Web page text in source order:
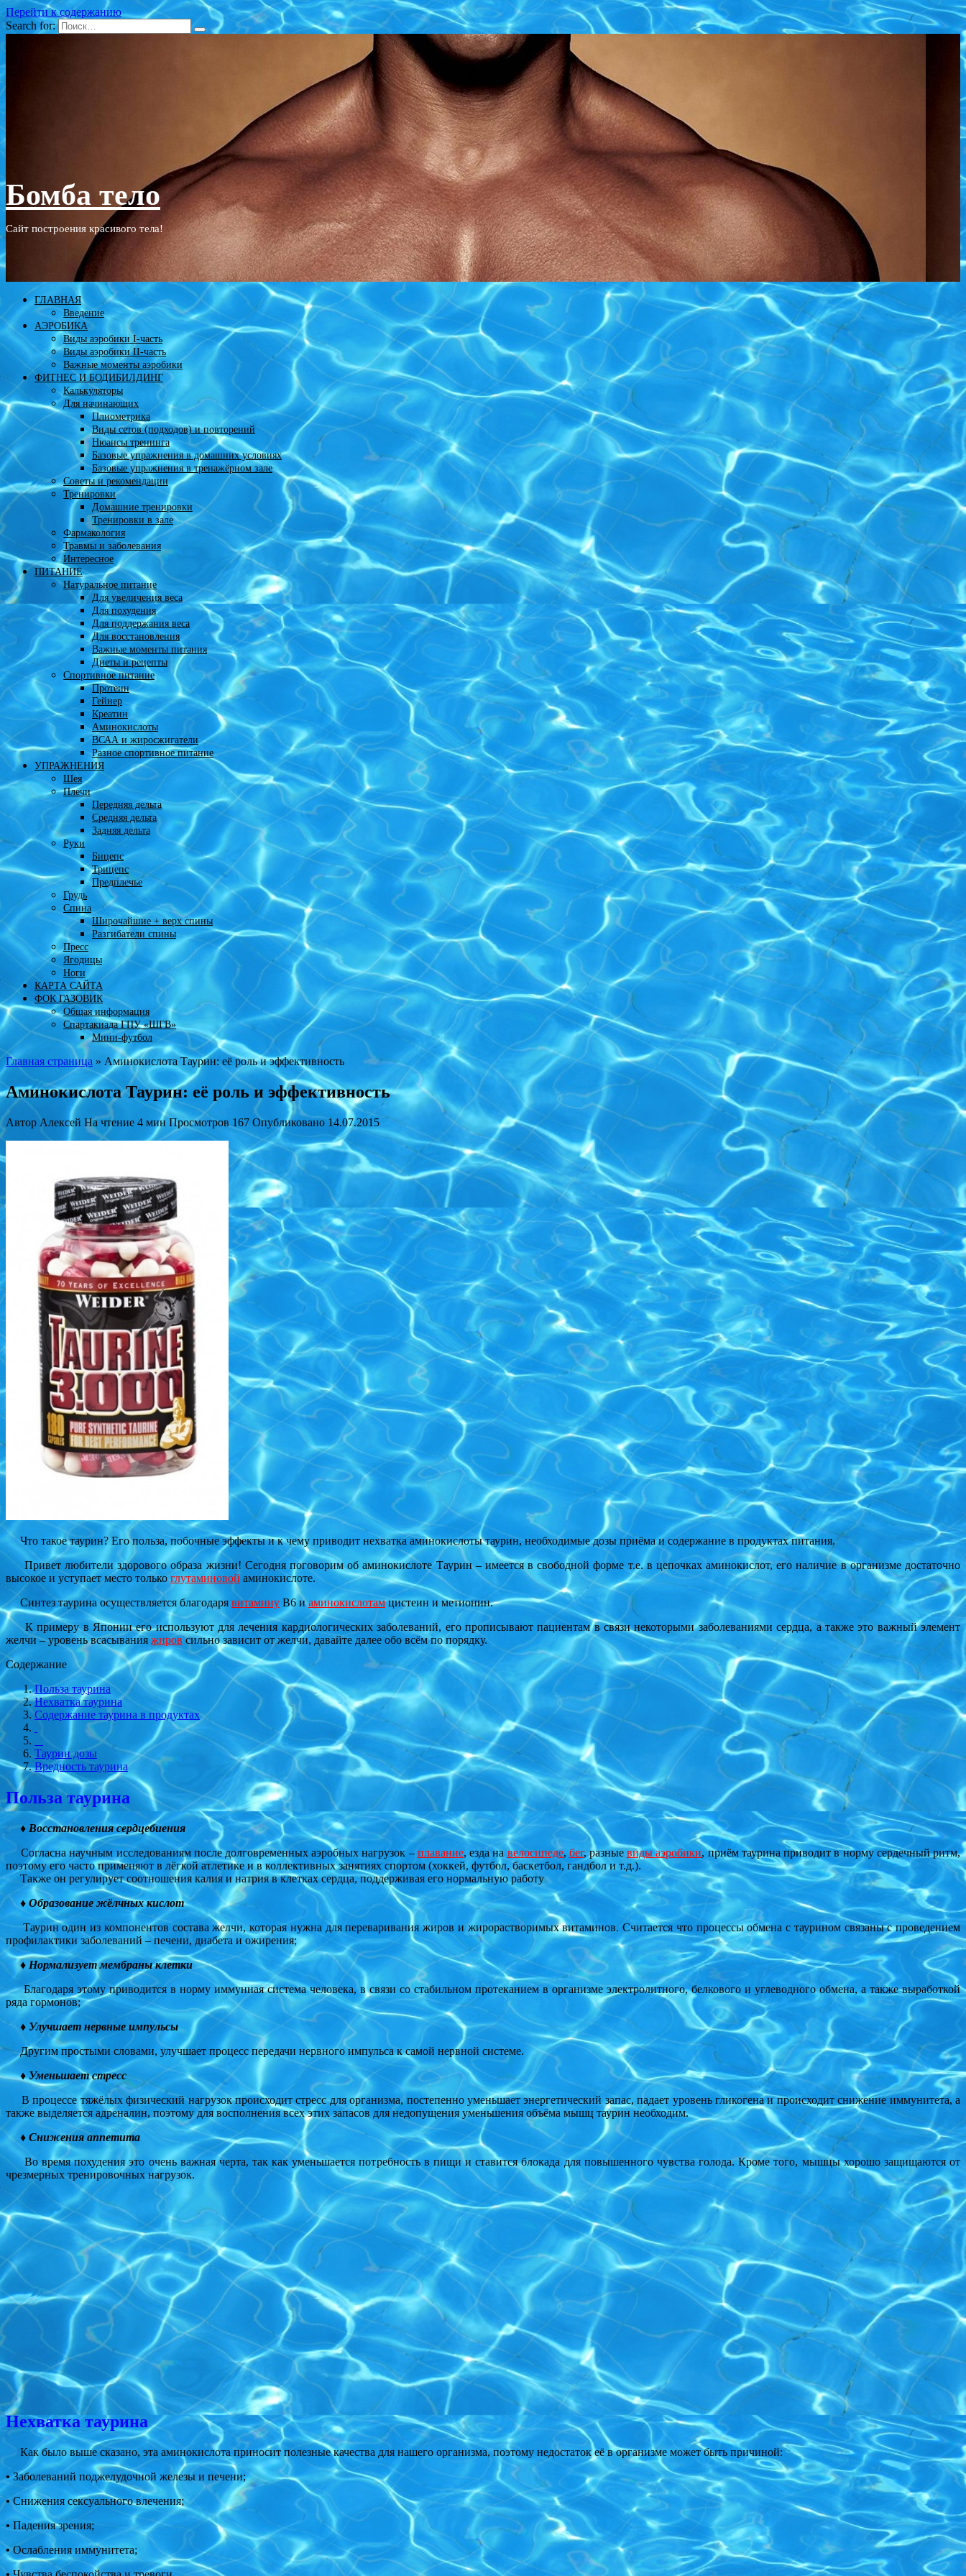
Перейти к содержанию
Search for:
Бомба тело
Сайт построения красивого тела!
ГЛАВНАЯ
Введение
АЭРОБИКА
Виды аэробики І-часть
Виды аэробики ІІ-часть
Важные моменты аэробики
ФИТНЕС И БОДИБИЛДИНГ
Калькуляторы
Для начинающих
Плиометрика
Виды сетов (подходов) и повторений
Нюансы тренинга
Базовые упражнения в домашних условиях
Базовые упражнения в тренажёрном зале
Советы и рекомендации
Тренировки
Домашние тренировки
Тренировки в зале
Фармакология
Травмы и заболевания
Интересное
ПИТАНИЕ
Натуральное питание
Для увеличения веса
Для похудения
Для поддержания веса
Для восстановления
Важные моменты питания
Диеты и рецепты
Спортивное питание
Протеин
Гейнер
Креатин
Аминокислоты
ВСАА и жиросжигатели
Разное спортивное питание
УПРАЖНЕНИЯ
Шея
Плечи
Передняя дельта
Средняя дельта
Задняя дельта
Руки
Бицепс
Трицепс
Предплечье
Грудь
Спина
Широчайшие + верх спины
Разгибатели спины
Пресс
Ягодицы
Ноги
КАРТА САЙТА
ФОК ГАЗОВИК
Общая информация
Спартакиада ГПУ «ШГВ»
Мини-футбол
Главная страница » Аминокислота Таурин: её роль и эффективность
Аминокислота Таурин: её роль и эффективность
Автор Алексей На чтение 4 мин Просмотров 167 Опубликовано 14.07.2015
Что такое таурин? Его польза, побочные эффекты и к чему приводит нехватка аминокислоты таурин, необходимые дозы приёма и содержание в продуктах питания.
Привет любители здорового образа жизни! Сегодня поговорим об аминокислоте Таурин – имеется в свободной форме т.е. в цепочках аминокислот, его наличие в организме достаточно
высокое и уступает место только глутаминовой аминокислоте.
Синтез таурина осуществляется благодаря витамину В6 иаминокислотамцистеин и метионин.
К примеру в Японии его используют для лечения кардиологических заболеваний, его прописывают пациентам в связи некоторыми заболеваниями сердца, а также это важный элемент
желчи – уровень всасывания жировсильно зависит от желчи, давайте далее обо всём по порядку.
Содержание
Польза таурина
Нехватка таурина
Содержание таурина в продуктах
Таурин дозы
Вредность таурина
Польза таурина
♦ Восстановления сердцебиения
Согласна научным исследованиям после долговременных аэробных нагрузок – плавание, езда на велосипеде, бег, разныевиды аэробики, приём таурина приводит в норму сердечный ритм,
поэтому его часто применяют в лёгкой атлетике и в коллективных занятиях спортом (хоккей, футбол, баскетбол, гандбол и т.д.).
Также он регулирует соотношения калия и натрия в клетках сердца, поддерживая его нормальную работу
♦ Образование жёлчных кислот
Таурин один из компонентов состава желчи, которая нужна для переваривания жиров и жирорастворимых витаминов. Считается что процессы обмена с таурином связаны с проведением
профилактики заболеваний – печени, диабета и ожирения;
♦ Нормализует мембраны клетки
Благодаря этому приводится в норму иммунная система человека, в связи со стабильном протеканием в организме электролитного, белкового и углеводного обмена, а также выработкой
ряда гормонов;
♦ Улучшает нервные импульсы
Другим простыми словами, улучшает процесс передачи нервного импульса к самой нервной системе.
♦ Уменьшает стресс
В процессе тяжёлых физический нагрузок происходит стресс для организма, постепенно уменьшает энергетический запас, падает уровень гликогена и происходит снижение иммунитета, а
также выделяется адреналин, поэтому для восполнения всех этих запасов для недопущения уменьшения объёма мышц таурин необходим.
♦ Снижения аппетита
Во время похудения это очень важная черта, так как уменьшается потребность в пищи и ставится блокада для повышенного чувства голода. Кроме того, мышцы хорошо защищаются от
чрезмерных тренировочных нагрузок.
Нехватка таурина
Как было выше сказано, эта аминокислота приносит полезные качества для нашего организма, поэтому недостаток её в организме может быть причиной:
•Заболеваний поджелудочной железы и печени;
• Снижения сексуального влечения;
• Падения зрения;
•Ослабления иммунитета;